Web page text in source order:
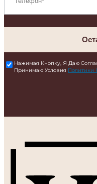
Нажимая Кнопку, Я Даю
Принимаю Условия Политики